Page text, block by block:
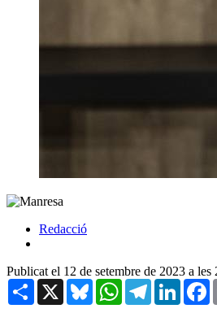
Redacció
Publicat el 12 de setembre de 2023 a les
Share X BlueskyWhatsAppTelegram